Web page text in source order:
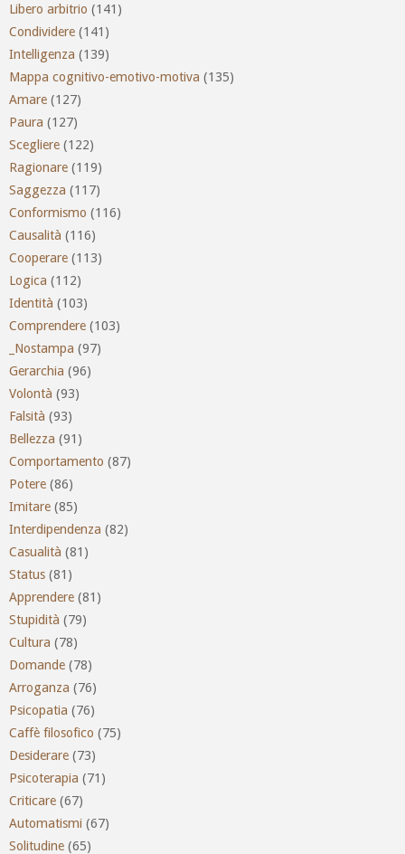
Libero arbitrio (141)
Condividere (141)
Intelligenza (139)
Mappa cognitivo-emotivo-motiva (135)
Amare (127)
Paura (127)
Scegliere (122)
Ragionare (119)
Saggezza (117)
Conformismo (116)
Causalità (116)
Cooperare (113)
Logica (112)
Identità (103)
Comprendere (103)
_Nostampa (97)
Gerarchia (96)
Volontà (93)
Falsità (93)
Bellezza (91)
Comportamento (87)
Potere (86)
Imitare (85)
Interdipendenza (82)
Casualità (81)
Status (81)
Apprendere (81)
Stupidità (79)
Cultura (78)
Domande (78)
Arroganza (76)
Psicopatia (76)
Caffè filosofico (75)
Desiderare (73)
Psicoterapia (71)
Criticare (67)
Automatismi (67)
Solitudine (65)